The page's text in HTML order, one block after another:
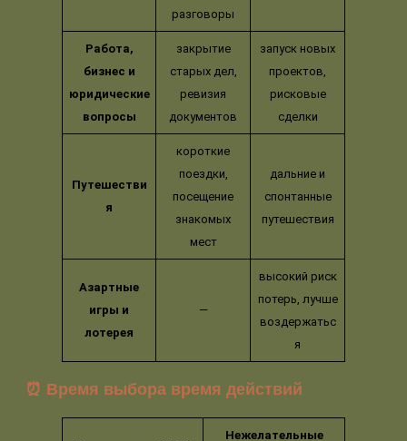
разговоры
Работа,
бизнес и
юридические
вопросы
закрытие
старых дел,
ревизия
документов
запуск новых
проектов,
рисковые
сделки
Путешестви
я
короткие
поездки,
посещение
знакомых
мест
дальние и
спонтанные
путешествия
Азартные
игры и
лотерея
—
высокий риск
потерь, лучше
воздержатьс
я
⏰ Время выбора время действий
Нежелательные